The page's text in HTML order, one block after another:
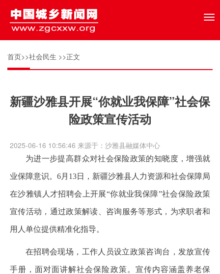
首页>>社会民生 >>正文
新疆沙雅县开展“你就业我保障”社会保
险政策宣传活动
2025-06-16 10:56:46 来源于：沙雅县融媒体中心
为进一步提高群众对社会保险政策的知晓度，增强就
业保障意识。6月13日，新疆沙雅县人力资源和社会保障局
在沙雅镇人才招聘会上开展“你就业我保障”社会保险政策
宣传活动，通过政策解读、咨询服务等形式，为求职者和
用人单位提供精准化指导。
在招聘会现场，工作人员设立政策咨询台，发放宣传
手册，面对面讲解社会保险政策。宣传内容涵盖养老保